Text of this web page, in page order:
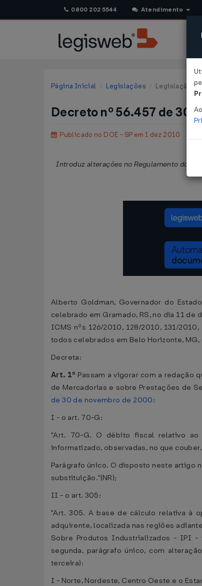
0800 202 5544 Atendimento
Página Inicial Legislações Legislação
Decreto nº 56.457 de
Publicado no DOE - SP em 1 dez 2010
Introduz alterações no Regulamento do
Alberto Goldman, Governador do
celebrado em Gramado, RS, no dia 11 de
ICMS nºs 126/2010, 128/2010, 131/
todos celebrados em Belo Horizonte,
Decreta:
Art. 1º Passam a vigorar com a redação
de Mercadorias e sobre Prestações de
de 30 de novembro de 2000:
I - o art. 70-G:
"Art. 70-G. O débito fiscal relativo ao
informatizado, observadas, no que
Parágrafo único. O disposto neste
substituição."(NR);
II - o art. 305:
"Art. 305. A base de cálculo relativa à
adquirente, localizada nas regiões
Sobre Produtos Industrializados - IPI -
segunda, parágrafo único, com
terceira):
I - Norte, Nordeste, Centro Oeste e o